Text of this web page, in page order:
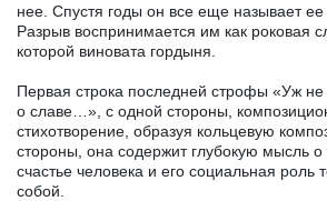
нее. Спустя годы он все еще называет
Разрыв воспринимается им как роковая
которой виновата гордыня.
Первая строка последней строфы «Уж не
о славе…», с одной стороны,
стихотворение, образуя кольцевую
стороны, она содержит глубокую мысль о
счастье человека и его социальная роль
собой.